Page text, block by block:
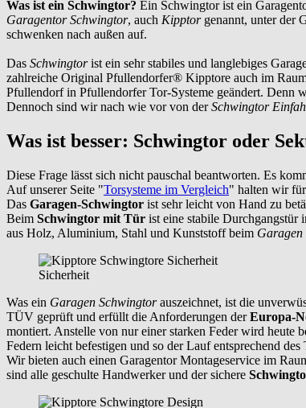
Was ist ein Schwingtor? Ein Schwingtor ist ein
Garagentor Schwingtor, auch Kipptorgenannt, unter der
schwenken nach außen auf.
Das Schwingtorist ein sehr stabiles und langlebiges
zahlreiche Original Pfullendorfer® Kipptore auch im
Pfullendorf in Pfullendorfer Tor-Systeme geändert. Denn
Dennoch sind wir nach wie vor von derSchwingtor
Was ist besser: Schwingtor oder
Diese Frage lässt sich nicht pauschal beantworten. Es
Auf unserer Seite "Torsysteme im Vergleich" halten wir
Das Garagen-Schwingtor ist sehr leicht von Hand zu
Beim Schwingtor mit Tür ist eine stabile
aus Holz, Aluminium, Stahl und Kunststoff beim
Sicherheit
Was ein Garagen Schwingtorauszeichnet, ist die
TÜV geprüft und erfüllt die Anforderungen derEuropa-
montiert. Anstelle von nur einer starken Feder wird heute
Federn leicht befestigen und so der Lauf entsprechend
Wir bieten auch einen Garagentor Montageservice im
sind alle geschulte Handwerker und der sichere